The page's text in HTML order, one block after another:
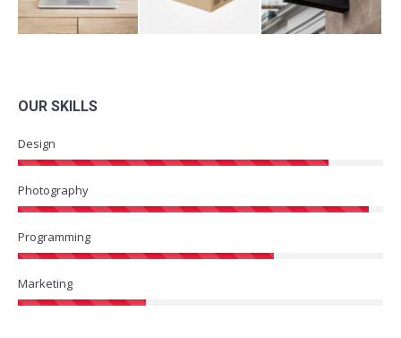
OUR SKILLS
Design
Photography
Programming
Marketing